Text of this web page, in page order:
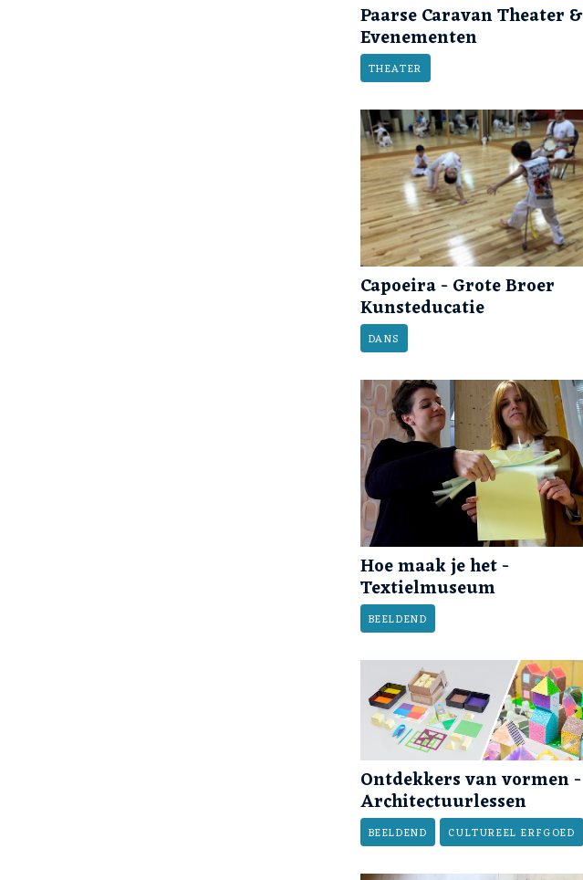
Paarse Caravan Theater &
Evenementen
THEATER
Capoeira - Grote Broer
Kunsteducatie
DANS
Hoe maak je het -
Textielmuseum
BEELDEND
Ontdekkers van vormen -
Architectuurlessen
BEELDEND CULTUREEL ERFGOED